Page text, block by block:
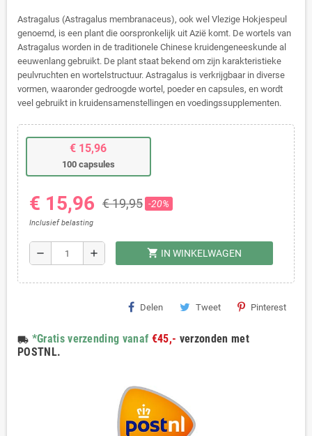
Astragalus (Astragalus membranaceus), ook wel Vlezige Hokjespeul
genoemd, is een plant die oorspronkelijk uit Azië komt. De wortels van
Astragalus worden in de traditionele Chinese kruidengeneeskunde al
eeuwenlang gebruikt. De plant staat bekend om zijn karakteristieke
peulvruchten en wortelstructuur. Astragalus is verkrijgbaar in diverse
vormen, waaronder gedroogde wortel, poeder en capsules, en wordt
veel gebruikt in kruidensamenstellingen en voedingssupplementen.
€ 15,96
100 capsules
€ 15,96 € 19,95 -20%
Inclusief belasting
remove add shopping_cart IN WINKELWAGEN
Delen Tweet Pinterest
local_shipping *Gratis verzending vanaf €45,- verzonden met
POSTNL.